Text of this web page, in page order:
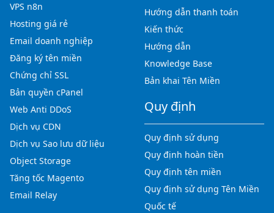
VPS n8n
Hosting giá rẻ
Email doanh nghiệp
Đăng ký tên miền
Chứng chỉ SSL
Bản quyền cPanel
Web Anti DDoS
Dịch vụ CDN
Dịch vụ Sao lưu dữ liệu
Object Storage
Tăng tốc Magento
Email Relay
Hướng dẫn thanh toán
Kiến thức
Hướng dẫn
Knowledge Base
Bản khai Tên Miền
Quy định
Quy định sử dụng
Quy định hoàn tiền
Quy định tên miền
Quy định sử dụng Tên Miền
Quốc tế